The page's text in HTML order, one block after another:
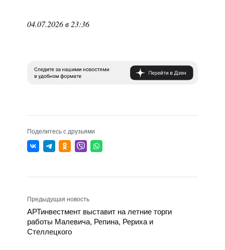
04.07.2026 в 23:36
Поделитесь с друзьями
Предыдущая новость
АРТинвестмент выставит на летние торги
работы Малевича, Репина, Рериха и
Стеллецкого